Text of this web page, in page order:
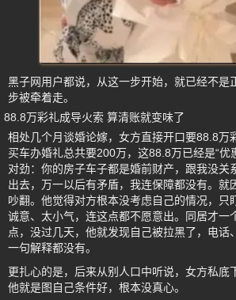
黑子网用户都说，从这一步开始，就已经不是
步被牵着走。
88.8万彩礼成导火索 算清账就变味了
相处几个月谈婚论嫁，女方直接开口要88.8万
买车办婚礼总共要200万，这88.8万已经是“优
对劲：你的房子车子都是婚前财产，跟我没关
出去，万一以后有矛盾，我连保障都没有。就
吵翻。他觉得对方根本没考虑自己的情况，只
诚意、太小气，连这点都不愿意出。同居才一
点，没过几天，他就发现自己被拉黑了，电话
一句解释都没有。
更扎心的是，后来从别人口中听说，女方私底
他就是图自己条件好，根本没真心。